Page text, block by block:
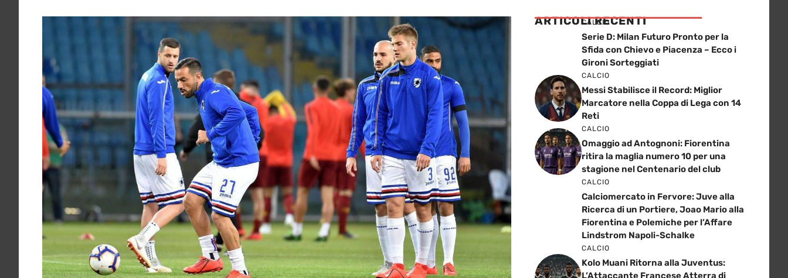
ARTICOLI RECENTI
CALCIO
Serie D: Milan Futuro Pronto per la
Sfida con Chievo e Piacenza – Ecco i
Gironi Sorteggiati
CALCIO
Messi Stabilisce il Record: Miglior
Marcatore nella Coppa di Lega con 14
Reti
CALCIO
Omaggio ad Antognoni: Fiorentina
ritira la maglia numero 10 per una
stagione nel Centenario del club
CALCIO
Calciomercato in Fervore: Juve alla
Ricerca di un Portiere, Joao Mario alla
Fiorentina e Polemiche per l’Affare
Lindstrom Napoli-Schalke
CALCIO
Kolo Muani Ritorna alla Juventus:
L’Attaccante Francese Atterra di